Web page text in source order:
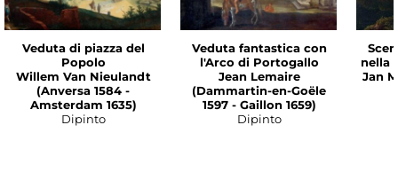
Veduta di piazza del
Popolo
Willem Van Nieulandt
(Anversa 1584 -
Amsterdam 1635)
Dipinto
Veduta fantastica con
l'Arco di Portogallo
Jean Lemaire
(Dammartin-en-Goële
1597 - Gaillon 1659)
Dipinto
nella
Jan